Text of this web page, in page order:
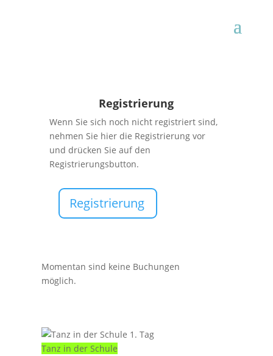
Registrierung
Wenn Sie sich noch nicht registriert sind,
nehmen Sie hier die Registrierung vor
und drücken Sie auf den
Registrierungsbutton.
Registrierung
Momentan sind keine Buchungen
möglich.
Tanz in der Schule